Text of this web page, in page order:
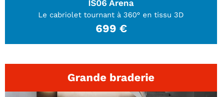
IS06 Arena
Le cabriolet tournant à 360° en tissu 3D
699 €
Grande braderie